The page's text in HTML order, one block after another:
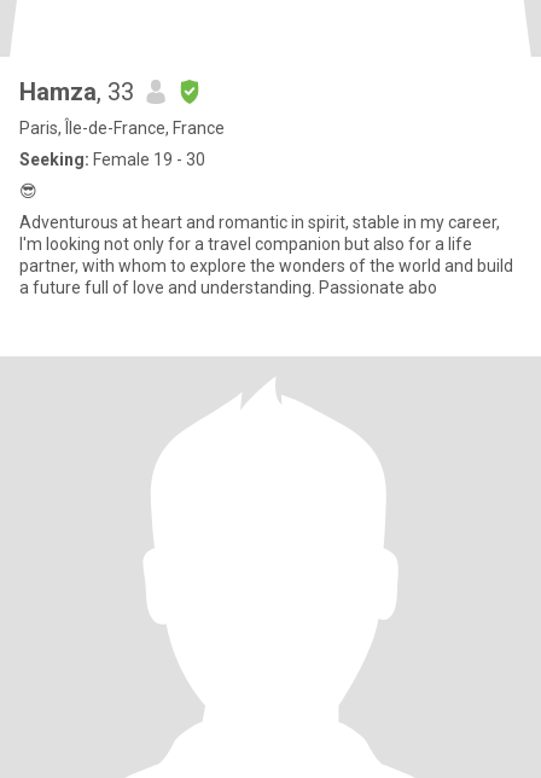
Hamza, 33
Paris, Île-de-France, France
Seeking: Female 19 - 30
😎
Adventurous at heart and romantic in spirit, stable in my career,
I'm looking not only for a travel companion but also for a life
partner, with whom to explore the wonders of the world and build
a future full of love and understanding. Passionate abo